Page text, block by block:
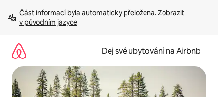
obsah
Část informací byla automaticky přeložena. Zobrazit
v původním jazyce
Dej své ubytování na Airbnb